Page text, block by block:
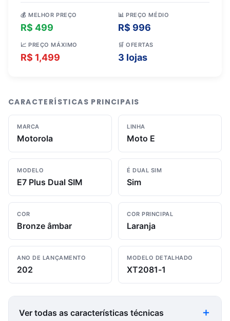
💰 MELHOR PREÇO
R$ 499
📊 PREÇO MÉDIO
R$ 996
📈 PREÇO MÁXIMO
R$ 1,499
🛒 OFERTAS
3 lojas
CARACTERÍSTICAS PRINCIPAIS
MARCA
Motorola
LINHA
Moto E
MODELO
E7 Plus Dual SIM
É DUAL SIM
Sim
COR
Bronze âmbar
COR PRINCIPAL
Laranja
ANO DE LANÇAMENTO
202
MODELO DETALHADO
XT2081-1
Ver todas as características técnicas